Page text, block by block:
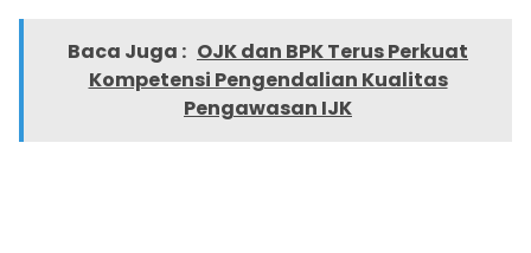
Baca Juga : OJK dan BPK Terus Perkuat
Kompetensi Pengendalian Kualitas
Pengawasan IJK